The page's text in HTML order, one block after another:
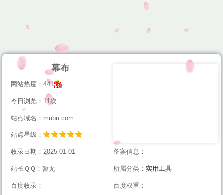
幕布
网站热度：441
今日浏览：11次
站点域名：mubu.com
站点星级：
收录日期：2025-01-01 备案信息：
站长ＱＱ：暂无 所属分类： 实用工具
百度收录： 百度权重：